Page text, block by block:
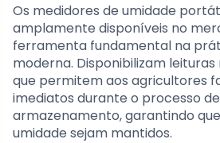
Os medidores de umidade
amplamente disponíveis no
ferramenta fundamental na
moderna. Disponibilizam
que permitem aos agricultores
imediatos durante o processo
armazenamento, garantindo
umidade sejam mantidos.